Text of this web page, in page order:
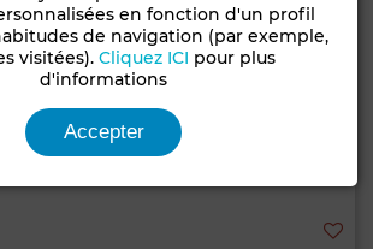
en fonction d'un profil
de navigation (par exemple,
visitées). Cliquez ICI pour plus
d'informations
Accepter